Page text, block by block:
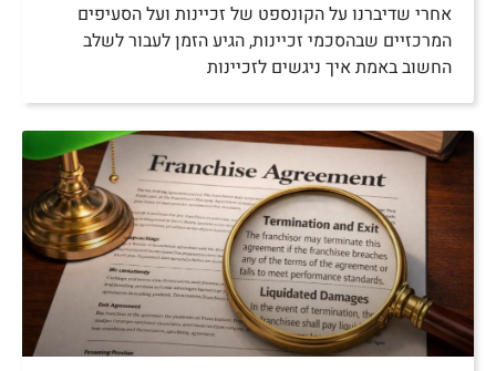
אחרי שדיברנו על הקונספט של זכיינות ועל הסעיפים
המרכזיים שבהסכמי זכיינות, הגיע הזמן לעבור לשלב
החשוב באמת איך ניגשים לזכיינות